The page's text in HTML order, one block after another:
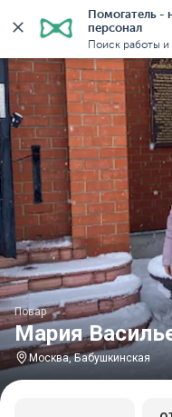
Помогатель -
персонал
Поиск работы и
Главная Повара
Мария
Повар
Москва, Бабушкинская